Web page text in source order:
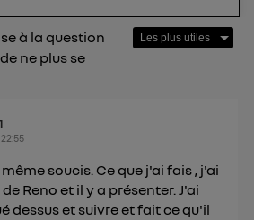
à la question
ne plus se
22:55
soucis. Ce que j'ai fais , j'ai
Reno et il y a présenter. J'ai
dessus et suivre et fait ce qu'il